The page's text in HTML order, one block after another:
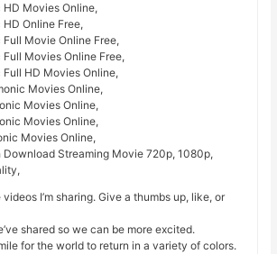
Movies Online,
Online Free,
Movie Online Free,
Movies Online Free,
HD Movies Online,
Movies Online,
Movies Online,
Movies Online,
Movies Online,
Streaming Movie 720p, 1080p,
I’m sharing. Give a thumbs up, like, or
shared so we can be more excited.
for the world to return in a variety of colors.